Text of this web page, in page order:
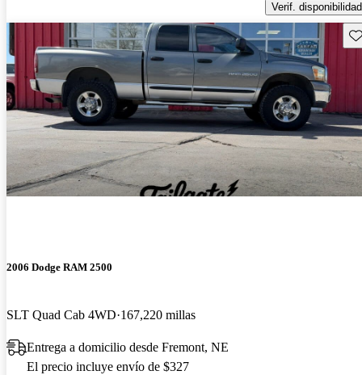
Verif. disponibilidad
2006 Dodge RAM 2500
SLT Quad Cab 4WD 167,220 millas
Entrega a domicilio desde Fremont, NE
El precio incluye envío de $327